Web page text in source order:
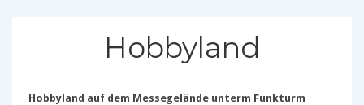
Hobbyland
Hobbyland auf dem Messegelände unterm Funkturm